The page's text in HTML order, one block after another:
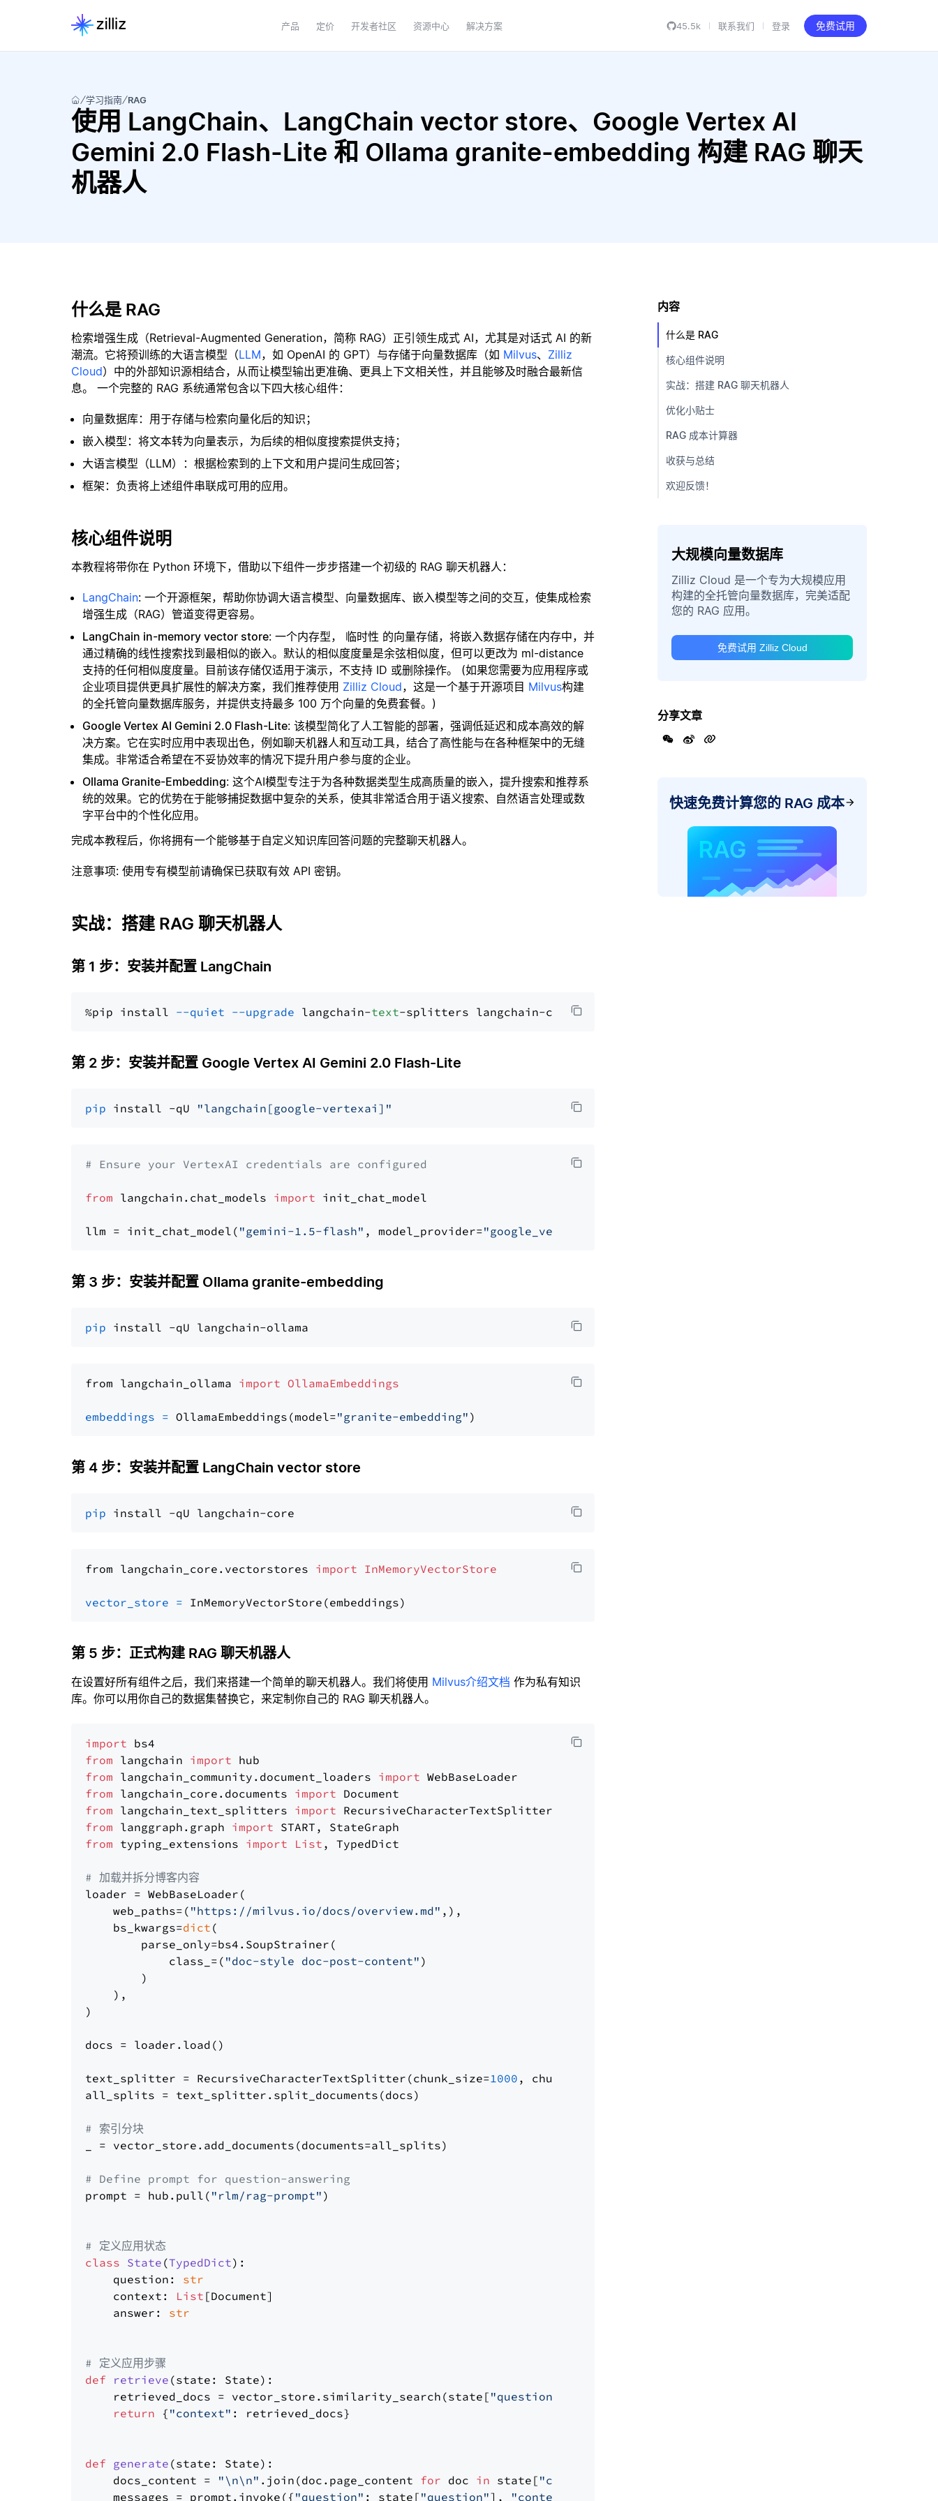
产品 定价 开发者社区 资源中心 解决方案 45.5k 联系我们 登录 免费试用
学习指南 RAG
使用 LangChain、LangChain vector store、Google Vertex AI
Gemini 2.0 Flash-Lite 和 Ollama granite-embedding 构建 RAG 聊天
机器人
什么是 RAG
检索增强生成（Retrieval-Augmented Generation，简称 RAG）正引领生成式 AI，尤其是对话式 AI 的新
潮流。它将预训练的大语言模型（LLM，如 OpenAI 的 GPT）与存储于向量数据库（如 Milvus、 Zilliz
Cloud）中的外部知识源相结合，从而让模型输出更准确、更具上下文相关性，并且能够及时融合最新信
息。 一个完整的 RAG 系统通常包含以下四大核心组件：
向量数据库：用于存储与检索向量化后的知识；
嵌入模型：将文本转为向量表示，为后续的相似度搜索提供支持；
大语言模型（LLM）：根据检索到的上下文和用户提问生成回答；
框架：负责将上述组件串联成可用的应用。
核心组件说明
本教程将带你在 Python 环境下，借助以下组件一步步搭建一个初级的 RAG 聊天机器人：
LangChain: 一个开源框架，帮助你协调大语言模型、向量数据库、嵌入模型等之间的交互，使集成检索
增强生成（RAG）管道变得更容易。
LangChain in-memory vector store: 一个内存型， 临时性 的向量存储，将嵌入数据存储在内存中，并
通过精确的线性搜索找到最相似的嵌入。默认的相似度度量是余弦相似度，但可以更改为 ml-distance
支持的任何相似度度量。目前该存储仅适用于演示，不支持 ID 或删除操作。 (如果您需要为应用程序或
企业项目提供更具扩展性的解决方案，我们推荐使用 Zilliz Cloud，这是一个基于开源项目 Milvus构建
的全托管向量数据库服务，并提供支持最多 100 万个向量的免费套餐。)
Google Vertex AI Gemini 2.0 Flash-Lite: 该模型简化了人工智能的部署，强调低延迟和成本高效的解
决方案。它在实时应用中表现出色，例如聊天机器人和互动工具，结合了高性能与在各种框架中的无缝
集成。非常适合希望在不妥协效率的情况下提升用户参与度的企业。
Ollama Granite-Embedding: 这个AI模型专注于为各种数据类型生成高质量的嵌入，提升搜索和推荐系
统的效果。它的优势在于能够捕捉数据中复杂的关系，使其非常适合用于语义搜索、自然语言处理或数
字平台中的个性化应用。
完成本教程后，你将拥有一个能够基于自定义知识库回答问题的完整聊天机器人。
注意事项: 使用专有模型前请确保已获取有效 API 密钥。
实战：搭建 RAG 聊天机器人
第 1 步：安装并配置 LangChain
%pip install --quiet --upgrade langchain-text
第 2 步：安装并配置 Google Vertex AI Gemini 2.0 Flash-Lite
pip install -qU "langchain[google-vertexai]"
# Ensure your VertexAI credentials are configured
from langchain.chat_models import init_chat_model
llm = init_chat_model( "gemini-1.5-flash" , model_provider="google_vertexai"
第 3 步：安装并配置 Ollama granite-embedding
pip
from langchain_ollama import OllamaEmbeddings
embeddings = OllamaEmbeddings(model="granite-embedding"
第 4 步：安装并配置 LangChain vector store
pip
from langchain_core.vectorstores import InMemoryVectorStore
vector_store =
第 5 步：正式构建 RAG 聊天机器人
在设置好所有组件之后，我们来搭建一个简单的聊天机器人。我们将使用 Milvus介绍文档 作为私有知识
库。你可以用你自己的数据集替换它，来定制你自己的 RAG 聊天机器人。
import
from langchain import
from langchain_community.document_loaders import
from langchain_core.documents import
from langchain_text_splitters import
from langgraph.graph import
from typing_extensions import List , TypedDict
# 加载并拆分博客内容
loader = WebBaseLoader(
    web_paths=(
"https://milvus.io/docs/overview.md" ,),
    bs_kwargs=
dict (
        parse_only=bs4.SoupStrainer(
            class_=(
"doc-style doc-post-content" )
        )
    ),
)
docs = loader.load()
text_splitter = RecursiveCharacterTextSplitter(chunk_size=1000 , chunk_overlap=
all_splits = text_splitter.split_documents(docs)
# 索引分块
_ = vector_store.add_documents(documents=all_splits)
# Define prompt for question-answering
prompt = hub.pull( "rlm/rag-prompt" )
# 定义应用状态
class State (TypedDict):
    question:
str
    context:
List [Document]
    answer:
str
# 定义应用步骤
def
retrieve (state: State):
    retrieved_docs = vector_store.similarity_search(state[
"question"
return { "context" : retrieved_docs}
def generate (state: State):
    docs_content =
"\n\n" .join(doc.page_content for doc in state[ "context"
    messages = prompt.invoke({
"question" : state[ "question"], "context"
内容
什么是 RAG
核心组件说明
实战：搭建 RAG 聊天机器人
优化小贴士
RAG 成本计算器
收获与总结
欢迎反馈！
大规模向量数据库
Zilliz Cloud 是一个专为大规模应用
构建的全托管向量数据库，完美适配
您的 RAG 应用。
免费试用 Zilliz Cloud
分享文章
快速免费计算您的 RAG 成本